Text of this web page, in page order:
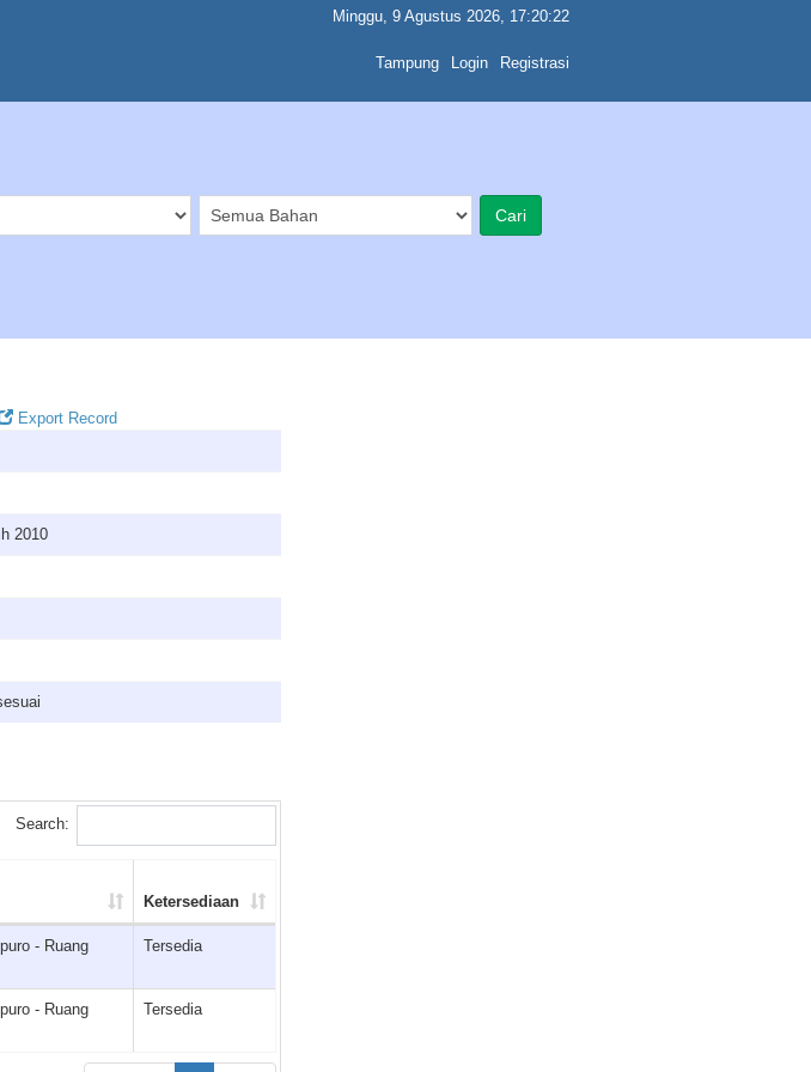
Minggu, 9 Agustus 2026, 17:20:22
Tampung Login Registrasi
Export Record
2010
Search:
Ketersediaan
- Ruang
Tersedia
- Ruang
Tersedia